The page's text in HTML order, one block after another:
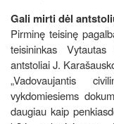
Gali mirti dėl
Pirminę teisinę
teisininkas
antstoliai J.
„Vadovaujantis
vykdomiesiems
daugiau kaip